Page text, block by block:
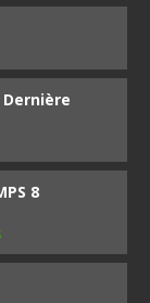
Dernière
8